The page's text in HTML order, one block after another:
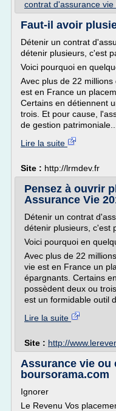
contrat d'assurance
Faut-il avoir
Détenir un contrat
détenir plusieurs, c'est
Voici pourquoi en
Avec plus de 22
est en France un
Certains en détiennent
trois. Et pour cause,
de gestion patrimoniale...
Lire la suite
Site : http://lrmdev.fr
Pensez à ouvrir
Assurance Vie
Détenir un contrat
détenir plusieurs, c'est
Voici pourquoi en
Avec plus de 22
vie est en France un
épargnants. Certains
possèdent deux ou
est un formidable outil
Lire la suite
Site : http://
Assurance vie ou
boursorama.com
Ignorer
Le Revenu Vos